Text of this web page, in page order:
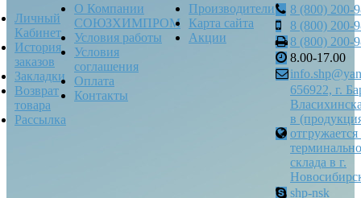
Личный
Кабинет
История
заказов
Закладки
Возврат
товара
Рассылка
О Компании
СОЮЗХИМПРОМ
Условия работы
Условия
соглашения
Оплата
Контакты
Производители
Карта сайта
Акции
8 (800) 200-
8 (800) 200-
8 (800) 200-
8.00-17.00
656922, г.
в
отгружается
склада в г.
shp-nsk